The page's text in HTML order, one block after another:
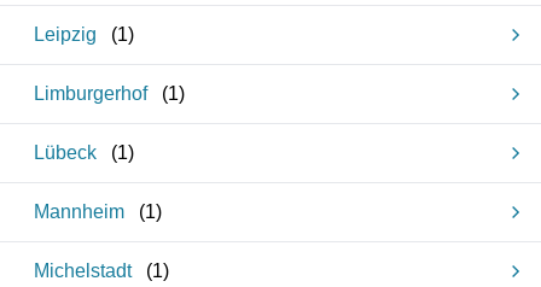
Leipzig (1)
Limburgerhof (1)
Lübeck (1)
Mannheim (1)
Michelstadt (1)